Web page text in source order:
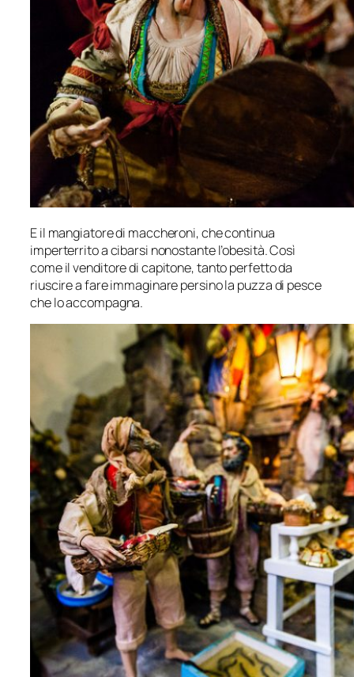
E il mangiatore di maccheroni, che continua
imperterrito a cibarsi nonostante l’obesità. Così
come il venditore di capitone, tanto perfetto da
riuscire a fare immaginare persino la puzza di pesce
che lo accompagna.